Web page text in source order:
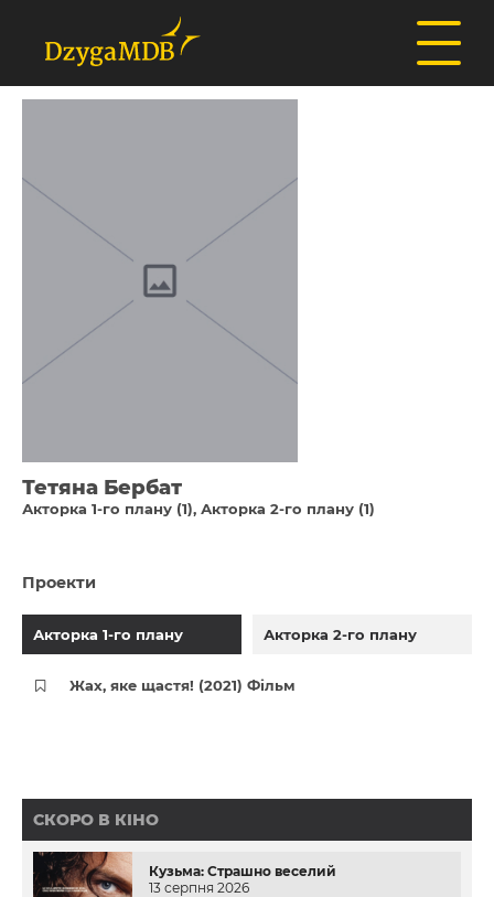
Тетяна Бербат
Акторка 1-го плану (1) Акторка 2-го плану (1)
Проекти
Акторка 1-го плану Акторка 2-го плану
Жах, яке щастя! (2021) Фільм
СКОРО В КІНО
Кузьма: Страшно веселий
13 серпня 2026